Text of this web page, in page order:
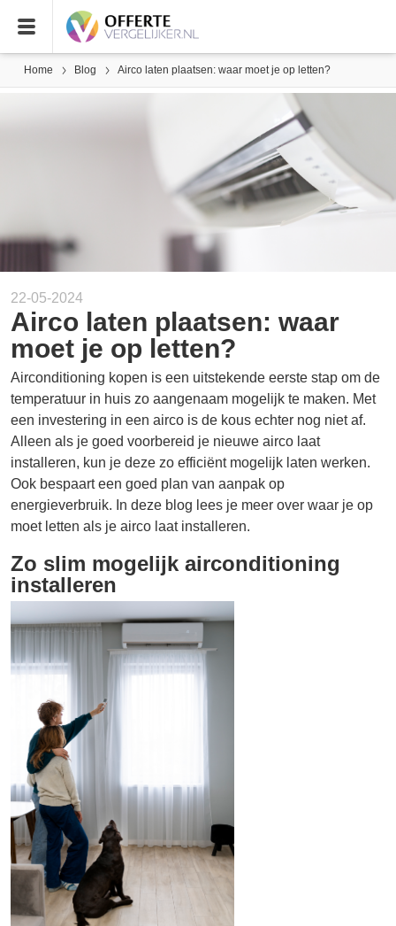
Home Blog Airco laten plaatsen: waar moet je op letten?
22-05-2024
Airco laten plaatsen: waar
moet je op letten?
Airconditioning kopen is een uitstekende eerste stap om de
temperatuur in huis zo aangenaam mogelijk te maken. Met
een investering in een airco is de kous echter nog niet af.
Alleen als je goed voorbereid je nieuwe airco laat
installeren, kun je deze zo efficiënt mogelijk laten werken.
Ook bespaart een goed plan van aanpak op
energieverbruik. In deze blog lees je meer over waar je op
moet letten als je airco laat installeren.
Zo slim mogelijk airconditioning
installeren